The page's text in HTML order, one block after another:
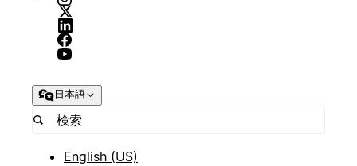
日本語
English (US)